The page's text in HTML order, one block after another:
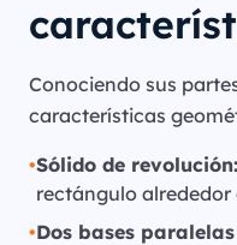
Conociendo sus
características
•Sólido de revolución:
rectángulo alrededor
•Dos bases